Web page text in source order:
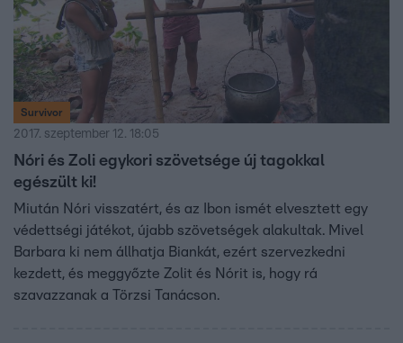
Survivor
2017. szeptember 12. 18:05
Nóri és Zoli egykori szövetsége új tagokkal
egészült ki!
Miután Nóri visszatért, és az Ibon ismét elvesztett egy
védettségi játékot, újabb szövetségek alakultak. Mivel
Barbara ki nem állhatja Biankát, ezért szervezkedni
kezdett, és meggyőzte Zolit és Nórit is, hogy rá
szavazzanak a Törzsi Tanácson.